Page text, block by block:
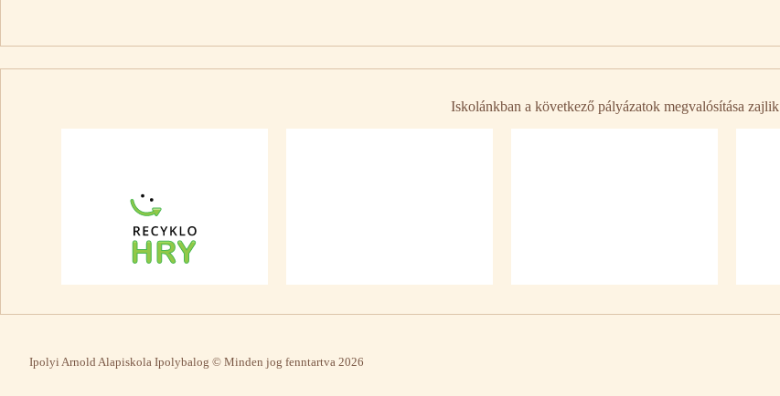
Iskolánkban a következő pályázatok megvalósítása zajlik
Ipolyi Arnold Alapiskola Ipolybalog © Minden jog fenntartva 2026